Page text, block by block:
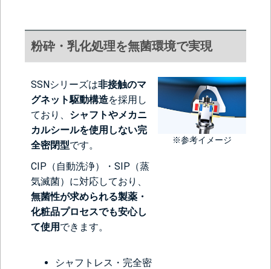
粉砕・乳化処理を無菌環境で実現
SSNシリーズは非接触のマ
グネット駆動構造を採用し
ており、 シャフトやメカニ
カルシールを使用しない完
全密閉型です。
CIP（自動洗浄）・SIP（蒸
気滅菌）に対応しており、
無菌性が求められる製薬・
化粧品プロセスでも安心し
て使用 できます。
シャフトレス・完全密
※参考イメージ